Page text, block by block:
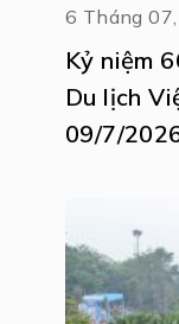
6 Tháng
Kỷ niệm
Du lịch Việt Nam
09/7/